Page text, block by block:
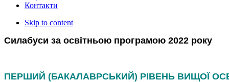
Контакти
Skip to content
Cилабуси за освітньою програмою 2022 року
ПЕРШИЙ (БАКАЛАВРСЬКИЙ) РІВЕНЬ ВИЩОЇ